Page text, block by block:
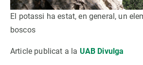
El potassi ha estat, en general, un
boscos
Article publicat a la UAB Divulga